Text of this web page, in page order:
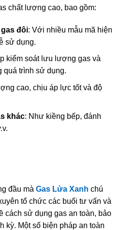
chất lượng cao, bao gồm:
đôi: Với nhiều mẫu mã hiện
sử dụng.
kiểm soát lưu lượng gas và
quá trình sử dụng.
cao, chịu áp lực tốt và độ
khác: Như kiềng bếp, đánh
đầu mà Gas Lửa Xanh chú
tổ chức các buổi tư vấn và
cách sử dụng gas an toàn, bảo
kỳ. Một số biện pháp an toàn